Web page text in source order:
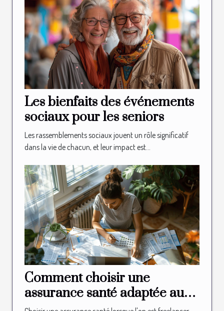
Les bienfaits des événements
sociaux pour les seniors
Les rassemblements sociaux jouent un rôle significatif
dans la vie de chacun, et leur impact est...
Comment choisir une
assurance santé adaptée aux